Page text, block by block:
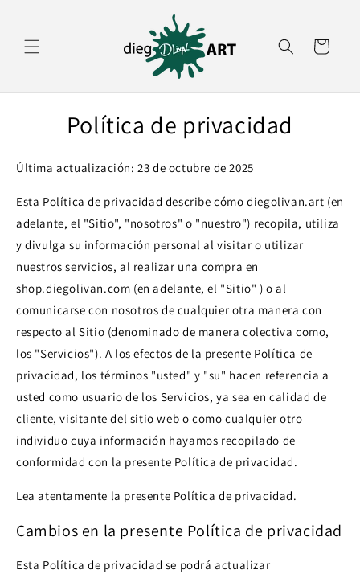
Carrito
Política de privacidad
Última actualización: 23 de octubre de 2025
Esta Política de privacidad describe cómo diegolivan.art (en
adelante, el "Sitio", "nosotros" o "nuestro") recopila, utiliza
y divulga su información personal al visitar o utilizar
nuestros servicios, al realizar una compra en
shop.diegolivan.com (en adelante, el "Sitio" ) o al
comunicarse con nosotros de cualquier otra manera con
respecto al Sitio (denominado de manera colectiva como,
los "Servicios"). A los efectos de la presente Política de
privacidad, los términos "usted" y "su" hacen referencia a
usted como usuario de los Servicios, ya sea en calidad de
cliente, visitante del sitio web o como cualquier otro
individuo cuya información hayamos recopilado de
conformidad con la presente Política de privacidad.
Lea atentamente la presente Política de privacidad.
Cambios en la presente Política de privacidad
Esta Política de privacidad se podrá actualizar